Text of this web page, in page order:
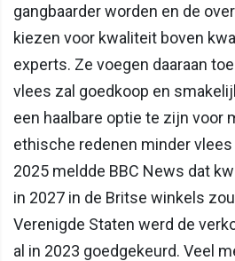
gangbaarder worden en de
kiezen voor kwaliteit boven
experts. Ze voegen daaraan
vlees zal goedkoop en
een haalbare optie te zijn voor
ethische redenen minder vlees
2025 meldde BBC News dat
in 2027 in de Britse winkels
Verenigde Staten werd de
al in 2023 goedgekeurd. Veel